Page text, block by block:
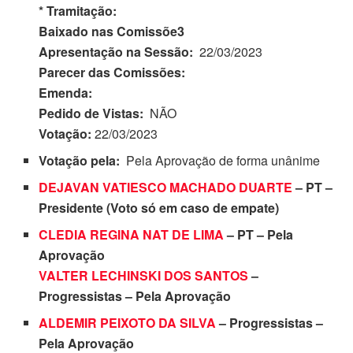
* Tramitação:
Baixado nas Comissõe3
Apresentação na Sessão:22/03/2023
Parecer das Comissões:
Emenda:
Pedido de Vistas: NÃO
Votação:22/03/2023
Votação pela: Pela Aprovação de forma unânime
DEJAVAN VATIESCO MACHADO DUARTE– PT –
Presidente (Voto só em caso de empate)
CLEDIA REGINA NAT DE LIMA– PT – Pela
Aprovação
VALTER LECHINSKI DOS SANTOS–
Progressistas – Pela Aprovação
ALDEMIR PEIXOTO DA SILVA– Progressistas –
Pela Aprovação